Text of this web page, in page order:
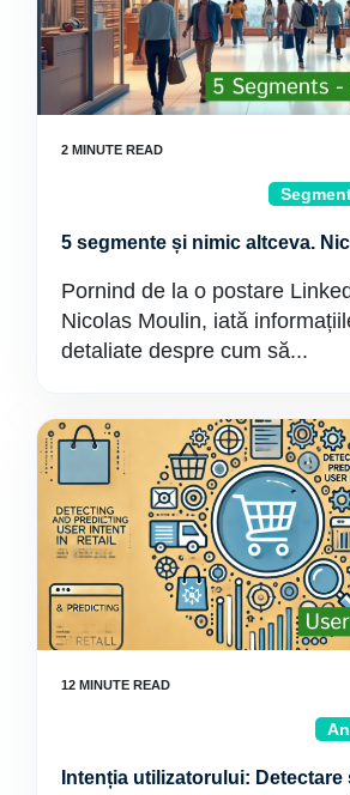
5 segmente și nimic altceva.
Pornind de la o postare
Nicolas Moulin, iată
detaliate despre cum să...
Intenția utilizatorului: